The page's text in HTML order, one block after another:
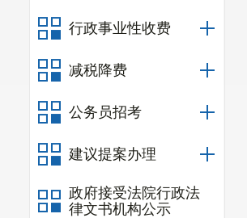
行政事业性收费
减税降费
公务员招考
建议提案办理
政府接受法院行政法
律文书机构公示